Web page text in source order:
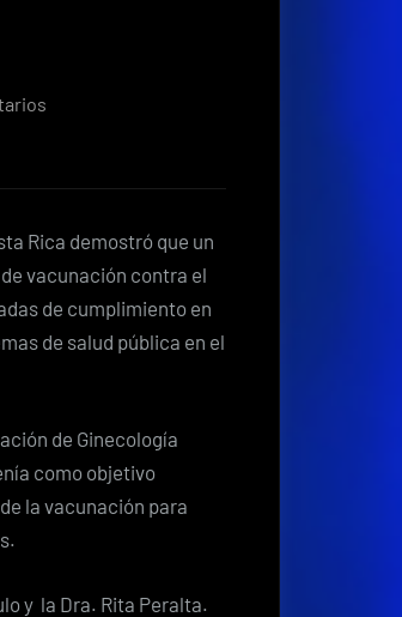
esquema
de
vacunación
humano
Rica demostró que un
vacunación contra el
de cumplimiento en
de salud pública en el
de Ginecología
como objetivo
la vacunación para
y la Dra. Rita Peralta.